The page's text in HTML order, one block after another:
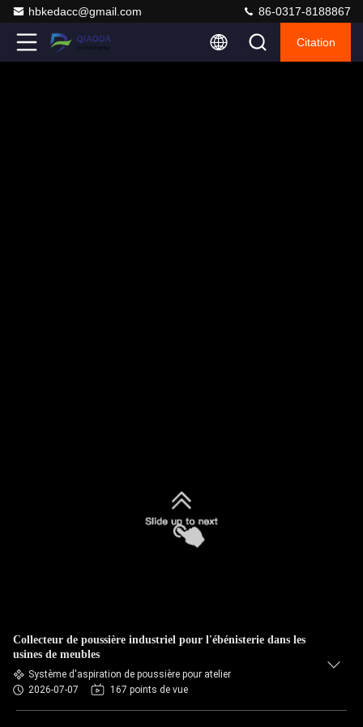
hbkedacc@gmail.com 86-0317-8188867
Citation
Collecteur de poussière industriel pour l'ébénisterie dans les
usines de meubles
Système d'aspiration de poussière pour atelier
2026-07-07
167 points de vue